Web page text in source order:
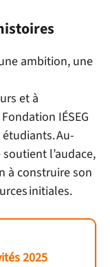
ambition, une
et à
IÉSEG
Au-
l’audace,
à construire son
initiales.
2025